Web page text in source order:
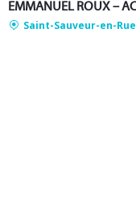
Saint-Sauveur-en-Rue